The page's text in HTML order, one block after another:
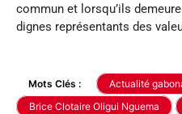
commun et lorsqu’ils
dignes représentants des
Mots Clés : Actualité
Brice Clotaire Oligui Nguema